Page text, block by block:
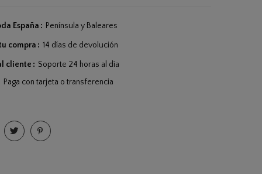
España Península y Baleares
compra 14 días de devolución
cliente
Soporte 24 horas al día
Paga con tarjeta o transferencia